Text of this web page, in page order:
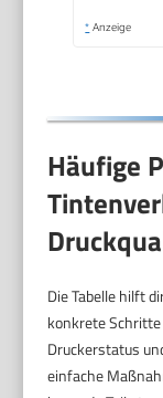
* Anzeige
Häufige
Die Tabelle hilft
konkrete
Druckerstatus
einfache